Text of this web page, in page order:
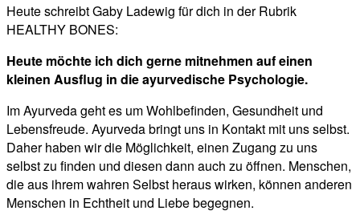
Heute schreibt Gaby Ladewig für dich in der Rubrik
HEALTHY BONES:
Heute möchte ich dich gerne mitnehmen auf einen
kleinen Ausflug in die ayurvedische Psychologie.
Im Ayurveda geht es um Wohlbefinden, Gesundheit und
Lebensfreude. Ayurveda bringt uns in Kontakt mit uns selbst.
Daher haben wir die Möglichkeit, einen Zugang zu uns
selbst zu finden und diesen dann auch zu öffnen. Menschen,
die aus ihrem wahren Selbst heraus wirken, können anderen
Menschen in Echtheit und Liebe begegnen.